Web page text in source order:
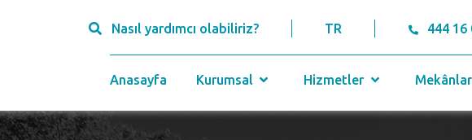
Nasıl yardımcı olabiliriz? TR 444 16
Anasayfa Kurumsal Hizmetler Mekânlar